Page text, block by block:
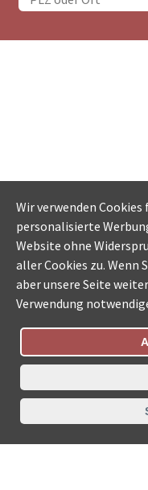
Datenschutz
Wir verwenden
personalisierte
Website ohne
aller Cookies zu. Wenn
aber unsere Seite
Verwendung